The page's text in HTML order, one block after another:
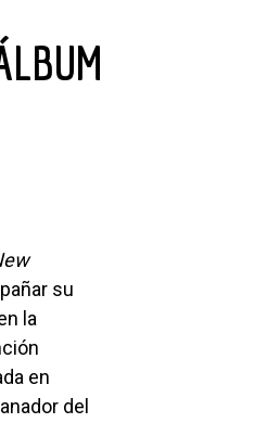
su
la
en
del